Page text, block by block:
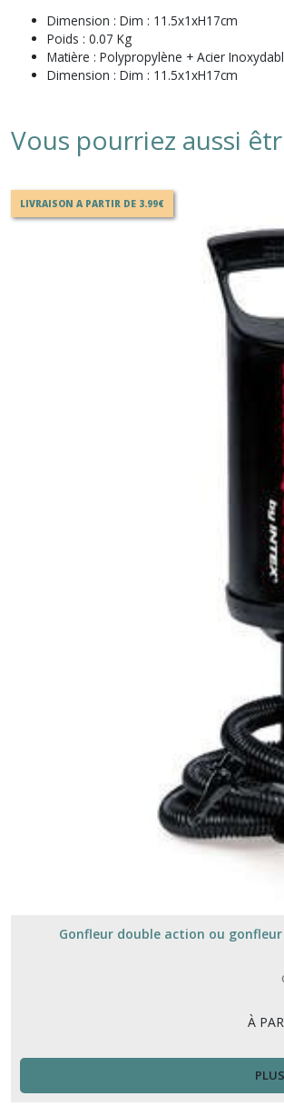
Dimension : Dim : 11.5x1xH17cm
Poids : 0.07 Kg
Matière : Polypropylène + Acier
Dimension : Dim : 11.5x1xH17cm
Vous pourriez aussi
LIVRAISON A PARTIR DE 3.99€
Gonfleur double action ou
À